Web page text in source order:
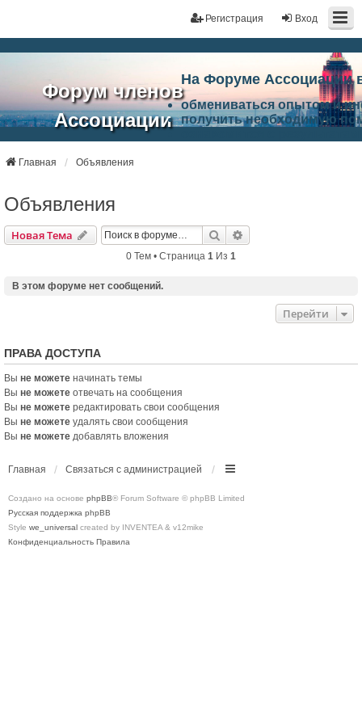
Вход
Регистрация
Форум членов
Ассоциации
портал"
На Форуме Ассоциации
обмениваться опытом и
получить необходимую
Ассоциации.
Главная Объявления
Объявления
Новая Тема Поиск
0 Тем • Страница 1 Из 1
В этом форуме нет сообщений.
Перейти
ПРАВА ДОСТУПА
Вы не можете начинать темы
Вы не можете отвечать на сообщения
Вы не можете редактировать свои сообщения
Вы не можете удалять свои сообщения
Вы не можете добавлять вложения
Главная Связаться с администрацией
Создано на основе phpBB® Forum Software © phpBB Limited
Русская поддержка phpBB
Style we_universal created by INVENTEA & v12mike
Конфиденциальность Правила